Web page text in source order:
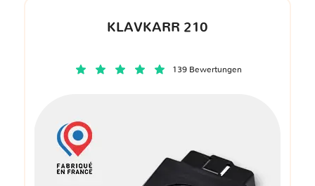
KLAVKARR 210
139 Bewertungen